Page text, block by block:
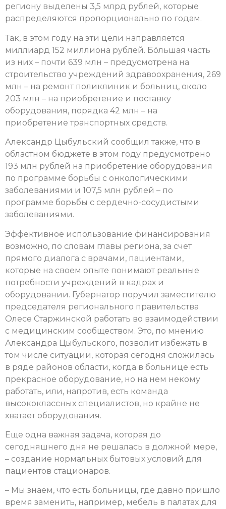
региону выделены 3,5 млрд рублей, которые
распределяются пропорционально по годам.
Так, в этом году на эти цели направляется
миллиард 152 миллиона рублей. Бо́льшая часть
из них – почти 639 млн – предусмотрена на
строительство учреждений здравоохранения, 269
млн – на ремонт поликлиник и больниц, около
203 млн – на приобретение и поставку
оборудования, порядка 42 млн – на
приобретение транспортных средств.
Александр Цыбульский сообщил также, что в
областном бюджете в этом году предусмотрено
193 млн рублей на приобретение оборудования
по программе борьбы с онкологическими
заболеваниями и 107,5 млн рублей – по
программе борьбы с сердечно-сосудистыми
заболеваниями.
Эффективное использование финансирования
возможно, по словам главы региона, за счет
прямого диалога с врачами, пациентами,
которые на своем опыте понимают реальные
потребности учреждений в кадрах и
оборудовании. Губернатор поручил заместителю
председателя регионального правительства
Олесе Старжинской работать во взаимодействии
с медицинским сообществом. Это, по мнению
Александра Цыбульского, позволит избежать в
том числе ситуации, которая сегодня сложилась
в ряде районов области, когда в больнице есть
прекрасное оборудование, но на нем некому
работать, или, напротив, есть команда
высококлассных специалистов, но крайне не
хватает оборудования.
Еще одна важная задача, которая до
сегодняшнего дня не решалась в должной мере,
– создание нормальных бытовых условий для
пациентов стационаров.
– Мы знаем, что есть больницы, где давно пришло
время заменить, например, мебель в палатах для